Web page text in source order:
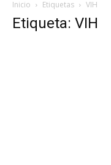
Inicio Etiquetas VIH
Etiqueta: VIH